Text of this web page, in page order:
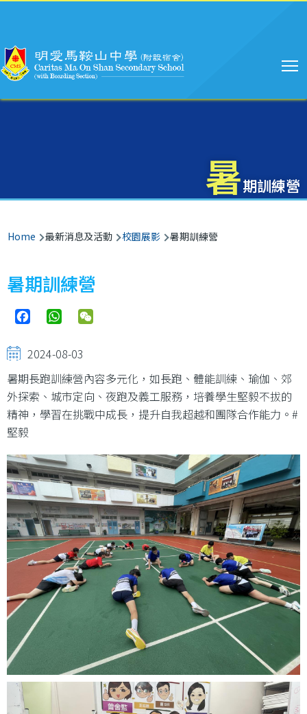
暑期訓練營
Breadcrumb
Home 最新消息及活動 校園展影 暑期訓練營
暑期訓練營
FacebookWhatsApp
2024-08-03
暑期長跑訓練營內容多元化，如長跑、體能訓練、瑜伽、郊
外探索、城市定向、夜跑及義工服務，培養學生堅毅不拔的
精神，學習在挑戰中成長，提升自我超越和團隊合作能力。#
堅毅